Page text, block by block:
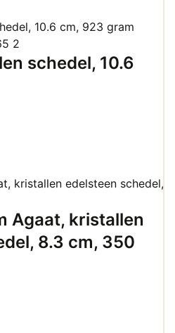
schedel, 10.6
Agaat, kristallen
8.3 cm, 350